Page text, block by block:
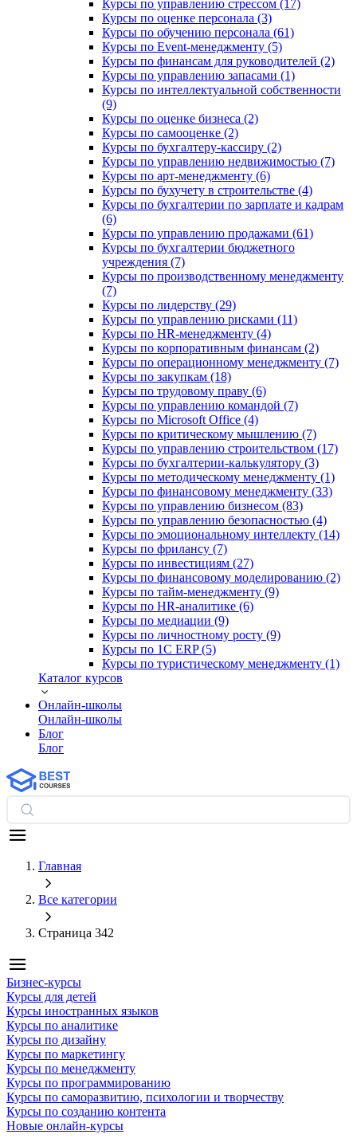
Курсы по управлению стрессом (17)
Курсы по оценке персонала (3)
Курсы по обучению персонала (61)
Курсы по Event-менеджменту (5)
Курсы по финансам для руководителей (2)
Курсы по управлению запасами (1)
Курсы по интеллектуальной собственности
(9)
Курсы по оценке бизнеса (2)
Курсы по самооценке (2)
Курсы по бухгалтеру-кассиру (2)
Курсы по управлению недвижимостью (7)
Курсы по арт-менеджменту (6)
Курсы по бухучету в строительстве (4)
Курсы по бухгалтерии по зарплате и кадрам
(6)
Курсы по управлению продажами (61)
Курсы по бухгалтерии бюджетного
учреждения (7)
Курсы по производственному менеджменту
(7)
Курсы по лидерству (29)
Курсы по управлению рисками (11)
Курсы по HR-менеджменту (4)
Курсы по корпоративным финансам (2)
Курсы по операционному менеджменту (7)
Курсы по закупкам (18)
Курсы по трудовому праву (6)
Курсы по управлению командой (7)
Курсы по Microsoft Office (4)
Курсы по критическому мышлению (7)
Курсы по управлению строительством (17)
Курсы по бухгалтерии-калькулятору (3)
Курсы по методическому менеджменту (1)
Курсы по финансовому менеджменту (33)
Курсы по управлению бизнесом (83)
Курсы по управлению безопасностью (4)
Курсы по эмоциональному интеллекту (14)
Курсы по фрилансу (7)
Курсы по инвестициям (27)
Курсы по финансовому моделированию (2)
Курсы по тайм-менеджменту (9)
Курсы по HR-аналитике (6)
Курсы по медиации (9)
Курсы по личностному росту (9)
Курсы по 1С ERP (5)
Курсы по туристическому менеджменту (1)
Каталог курсов
Онлайн-школы
Онлайн-школы
Блог
Блог
Главная
Все категории
Страница 342
Бизнес-курсы
Курсы для детей
Курсы иностранных языков
Курсы по аналитике
Курсы по дизайну
Курсы по маркетингу
Курсы по менеджменту
Курсы по программированию
Курсы по саморазвитию, психологии и творчеству
Курсы по созданию контента
Новые онлайн‑курсы